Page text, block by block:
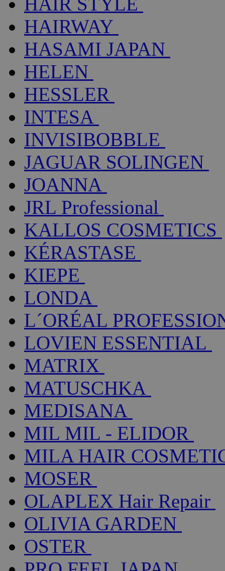
HAIRWAY
HASAMI JAPAN
HELEN
HESSLER
INTESA
INVISIBOBBLE
JAGUAR SOLINGEN
JOANNA
JRL Professional
KALLOS COSMETICS
KÉRASTASE
KIEPE
LONDA
L´ORÉAL
LOVIEN ESSENTIAL
MATRIX
MATUSCHKA
MEDISANA
MIL MIL - ELIDOR
MILA HAIR
MOSER
OLAPLEX Hair Repair
OLIVIA GARDEN
OSTER